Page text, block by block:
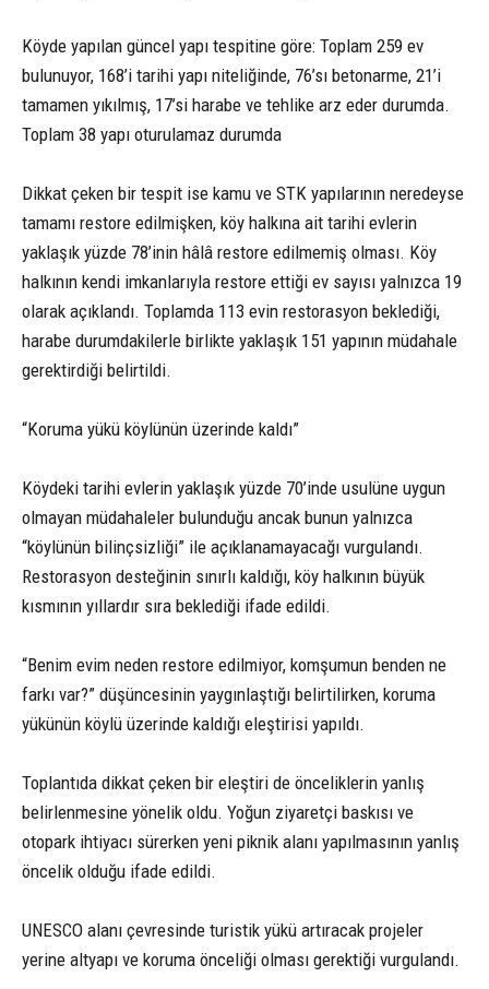
Köyde yapılan güncel yapı tespitine göre: Toplam 259 ev
bulunuyor, 168’i tarihi yapı niteliğinde, 76’sı betonarme, 21’i
tamamen yıkılmış, 17’si harabe ve tehlike arz eder durumda.
Toplam 38 yapı oturulamaz durumda
Dikkat çeken bir tespit ise kamu ve STK yapılarının neredeyse
tamamı restore edilmişken, köy halkına ait tarihi evlerin
yaklaşık yüzde 78’inin hâlâ restore edilmemiş olması. Köy
halkının kendi imkanlarıyla restore ettiği ev sayısı yalnızca 19
olarak açıklandı. Toplamda 113 evin restorasyon beklediği,
harabe durumdakilerle birlikte yaklaşık 151 yapının müdahale
gerektirdiği belirtildi.
“Koruma yükü köylünün üzerinde kaldı”
Köydeki tarihi evlerin yaklaşık yüzde 70’inde usulüne uygun
olmayan müdahaleler bulunduğu ancak bunun yalnızca
“köylünün bilinçsizliği” ile açıklanamayacağı vurgulandı.
Restorasyon desteğinin sınırlı kaldığı, köy halkının büyük
kısmının yıllardır sıra beklediği ifade edildi.
“Benim evim neden restore edilmiyor, komşumun benden ne
farkı var?” düşüncesinin yaygınlaştığı belirtilirken, koruma
yükünün köylü üzerinde kaldığı eleştirisi yapıldı.
Toplantıda dikkat çeken bir eleştiri de önceliklerin yanlış
belirlenmesine yönelik oldu. Yoğun ziyaretçi baskısı ve
otopark ihtiyacı sürerken yeni piknik alanı yapılmasının yanlış
öncelik olduğu ifade edildi.
UNESCO alanı çevresinde turistik yükü artıracak projeler
yerine altyapı ve koruma önceliği olması gerektiği vurgulandı.